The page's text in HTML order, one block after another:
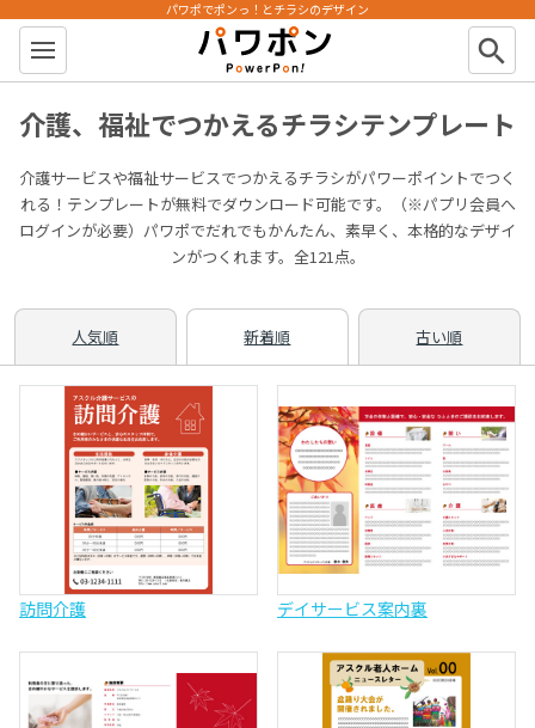
パワポン
パワポでポンっ！とチラシのデザイン
search
介護、福祉でつかえるチラシテンプレート
介護サービスや福祉サービスでつかえるチラシがパワーポイントでつく
れる！テンプレートが無料でダウンロード可能です。（※パプリ会員へ
ログインが必要）パワポでだれでもかんたん、素早く、本格的なデザイ
ンがつくれます。全121点。
人気順 新着順 古い順
訪問介護 デイサービス案内裏